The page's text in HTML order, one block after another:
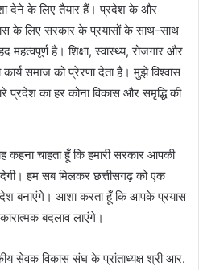
देने के लिए तैयार हैं। प्रदेश के और
के लिए सरकार के प्रयासों के साथ-साथ
है। शिक्षा, स्वास्थ्य, रोजगार और
समाज को प्रेरणा देता है। मुझे विश्वास
का हर कोना विकास और समृद्धि की
चाहता हूँ कि हमारी सरकार आपकी
हम सब मिलकर छत्तीसगढ़ को एक
बनाएंगे। आशा करता हूँ कि आपके प्रयास
बदलाव लाएंगे।
सेवक विकास संघ के प्रांताध्यक्ष श्री आर.